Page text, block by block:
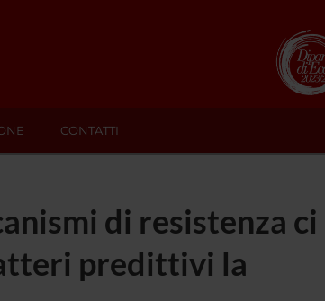
CONTATTI
di resistenza ci
predittivi la